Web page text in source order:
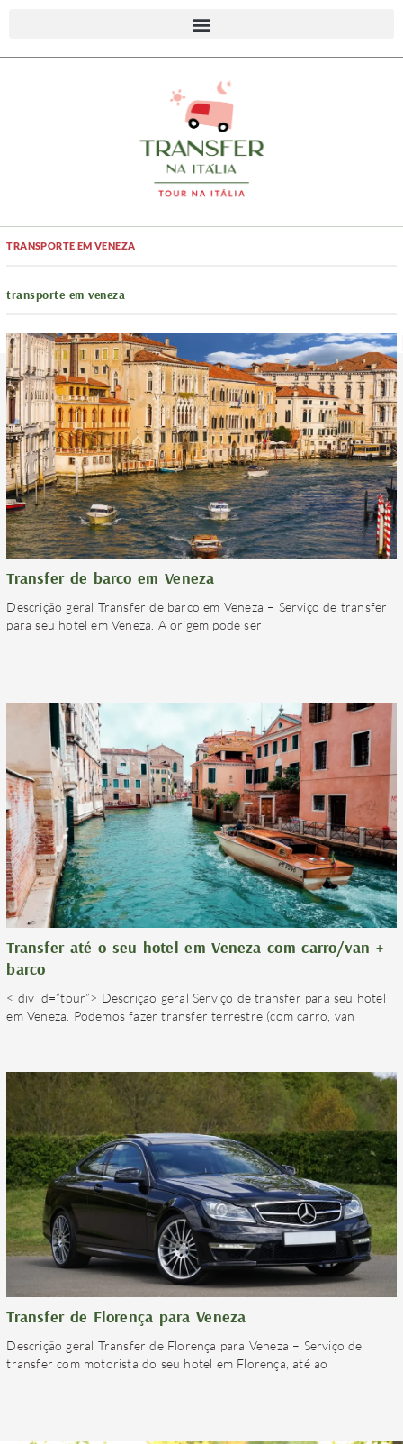
TRANSPORTE EM VENEZA
transporte em veneza
Transfer de barco em Veneza
Descrição geral Transfer de barco em Veneza – Serviço de transfer
para seu hotel em Veneza. A origem pode ser
Transfer até o seu hotel em Veneza com carro/van +
barco
< div id=”tour”> Descrição geral Serviço de transfer para seu hotel
em Veneza. Podemos fazer transfer terrestre (com carro, van
Transfer de Florença para Veneza
Descrição geral Transfer de Florença para Veneza – Serviço de
transfer com motorista do seu hotel em Florença, até ao